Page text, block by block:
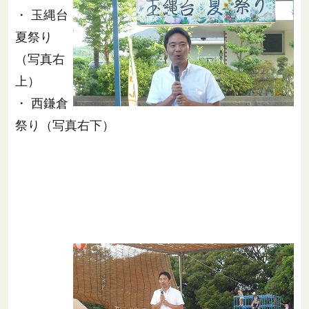
・ 玉縄台
夏祭り
（写真右
上）
・ 西鎌倉
祭り（写真右下）